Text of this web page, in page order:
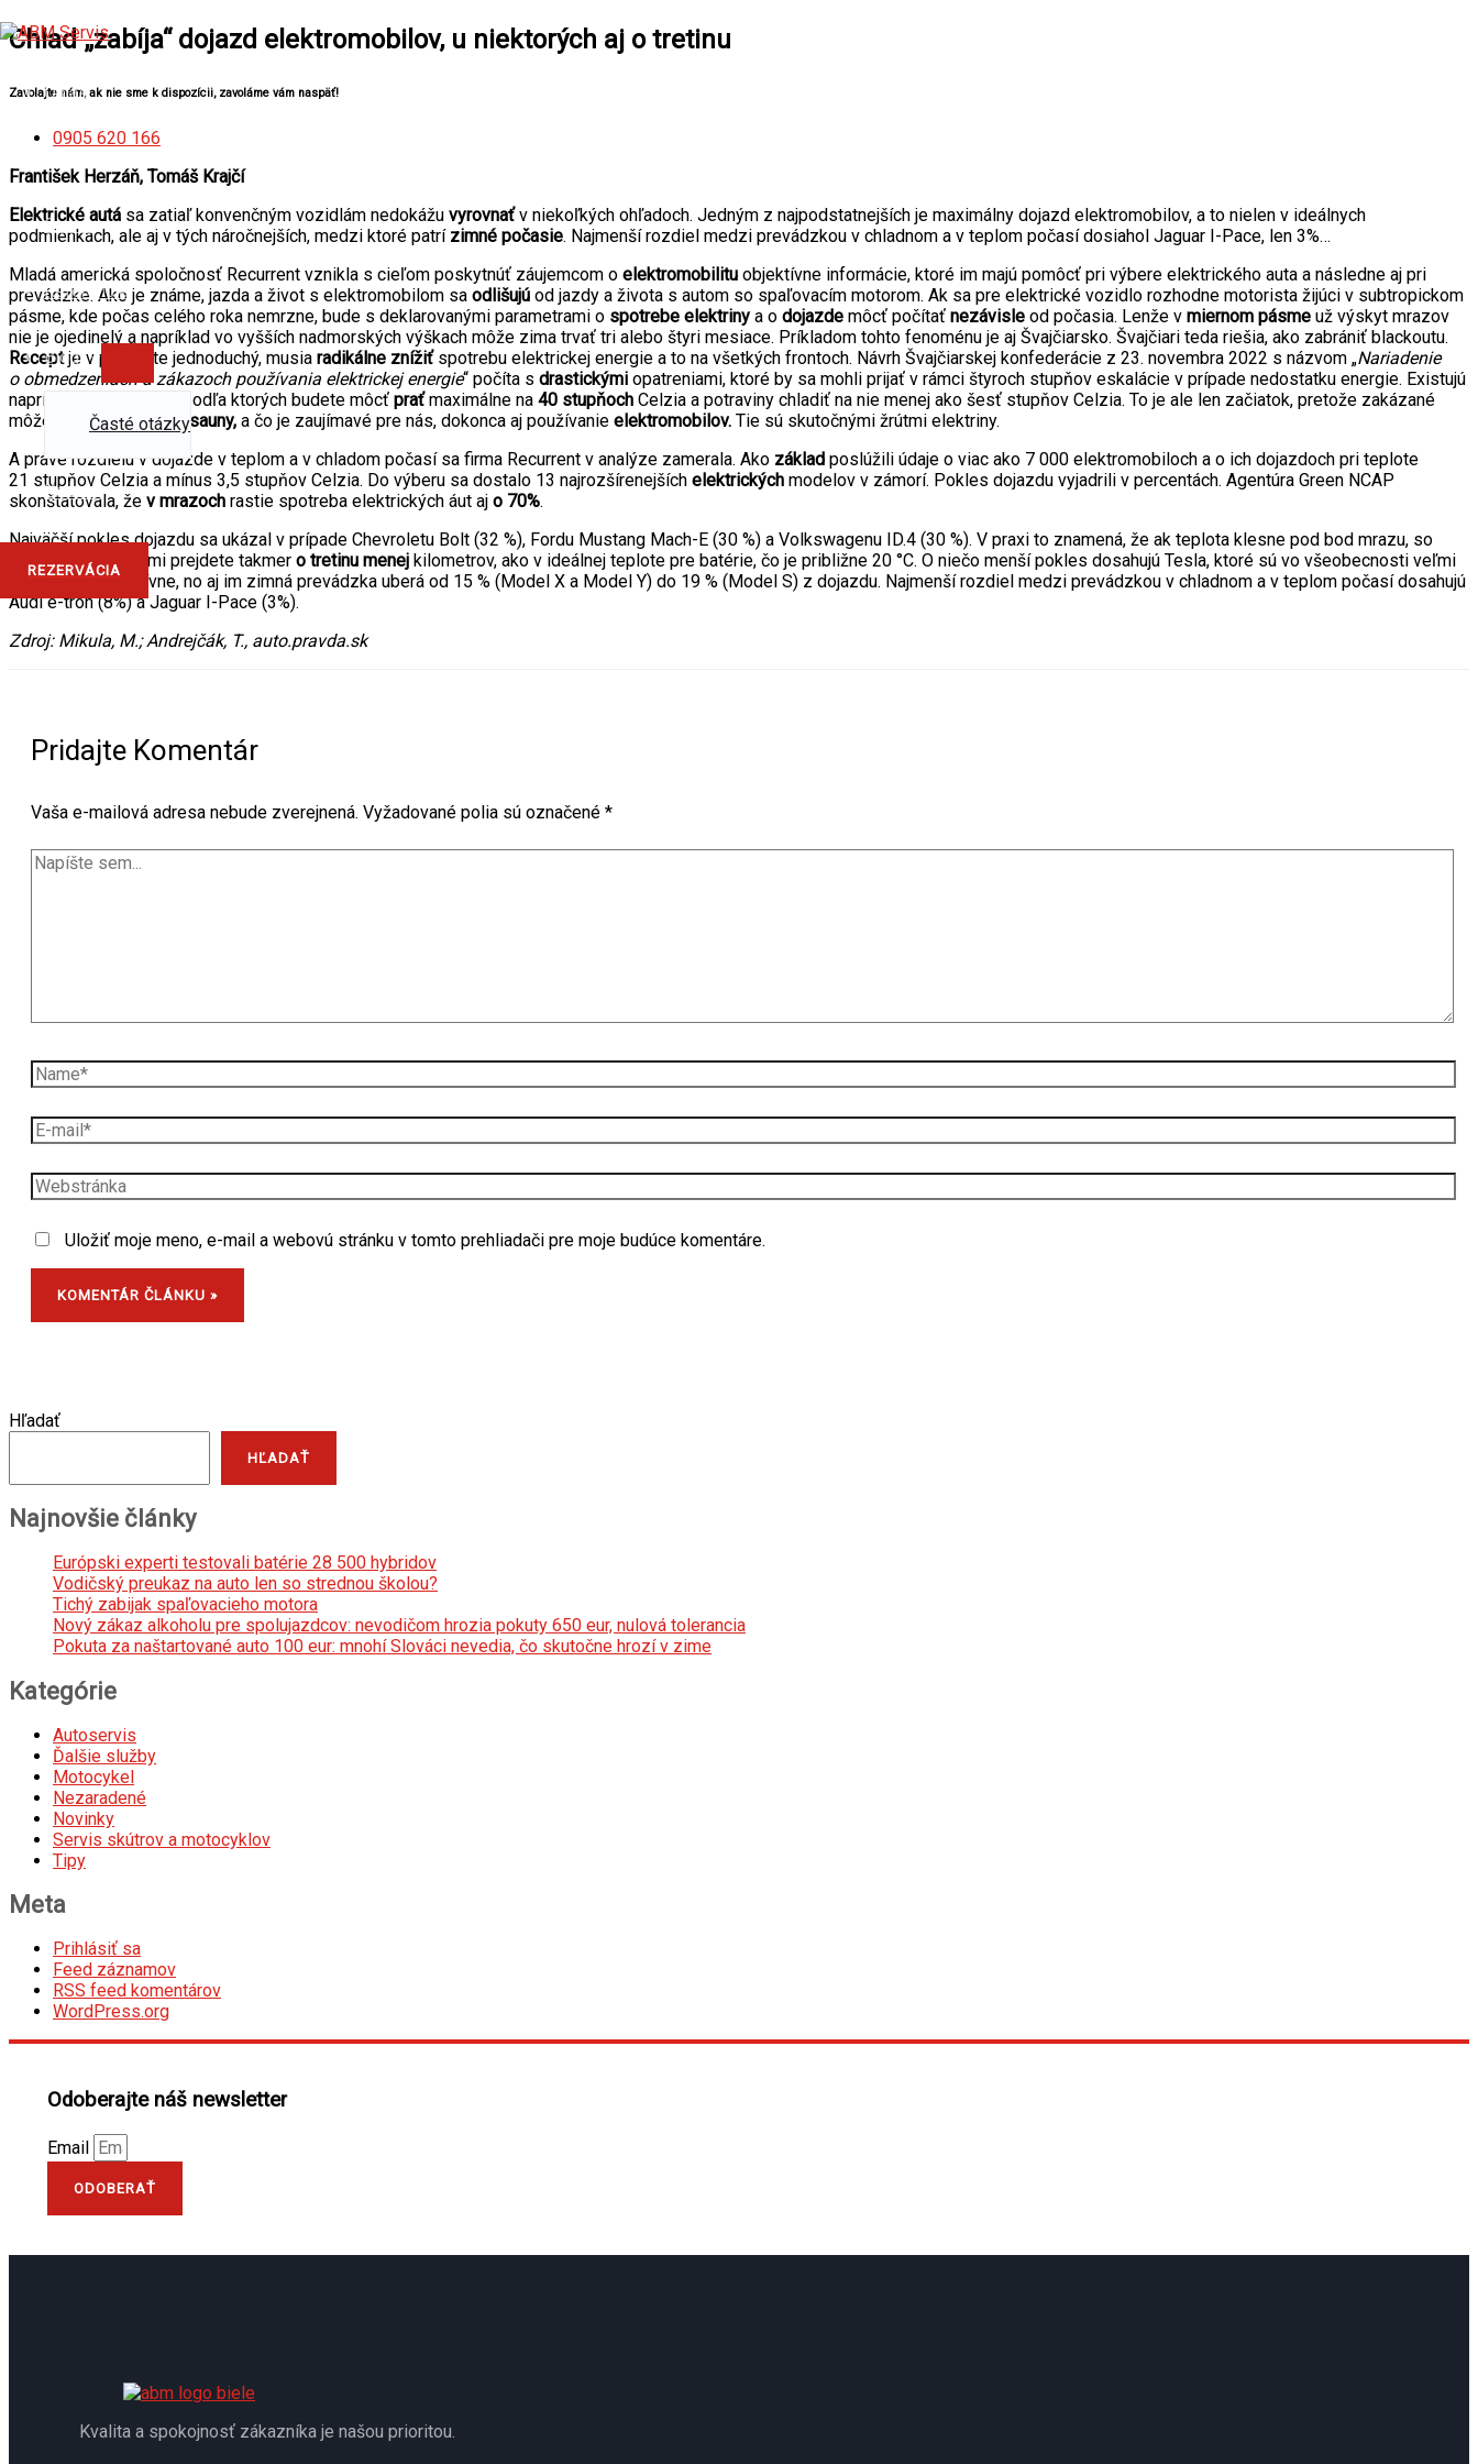
na
obsah
O nás
Cenník
Referencie
Blog
PREPÍNANIE
PONUKY
Časté otázky
Kontakt
REZERVÁCIA
Chlad „zabíja“ dojazd elektromobilov, u niektorých aj o tretinu
Zavolajte nám, ak nie sme k dispozícii, zavoláme vám naspäť!
0905 620 166
František Herzáň, Tomáš Krajčí
Elektrické autá sa zatiaľ konvenčným vozidlám nedokážu vyrovnaťv niekoľkých ohľadoch. Jedným z najpodstatnejších je maximálny dojazd elektromobilov, a to nielen v ideálnych
podmienkach, ale aj v tých náročnejších, medzi ktoré patrí zimné počasie. Najmenší rozdiel medzi prevádzkou v chladnom a v teplom počasí dosiahol Jaguar I-Pace, len 3%…
Mladá americká spoločnosť Recurrent vznikla s cieľom poskytnúť záujemcom o elektromobilitu objektívne informácie, ktoré im majú pomôcť pri výbere elektrického auta a následne aj pri
prevádzke. Ako je známe, jazda a život s elektromobilom sa odlišujú od jazdy a života s autom so spaľovacím motorom. Ak sa pre elektrické vozidlo rozhodne motorista žijúci v subtropickom
pásme, kde počas celého roka nemrzne, bude s deklarovanými parametrami o spotrebe elektriny a o dojazde môcť počítať nezávisle od počasia. Lenže v miernom pásme už výskyt mrazov
nie je ojedinelý a napríklad vo vyšších nadmorských výškach môže zima trvať tri alebo štyri mesiace. Príkladom tohto fenoménu je aj Švajčiarsko. Švajčiari teda riešia, ako zabrániť blackoutu.
Receptje v podstate jednoduchý, musia radikálne znížiťspotrebu elektrickej energie a to na všetkých frontoch. Návrh Švajčiarskej konfederácie z 23. novembra 2022 s názvom „Nariadenie
o obmedzeniach a zákazoch používania elektrickej energie“ počíta s drastickými opatreniami, ktoré by sa mohli prijať v rámci štyroch stupňov eskalácie v prípade nedostatku energie. Existujú
napríklad špecifikácie, podľa ktorých budete môcť praťmaximálne na 40 stupňoch Celzia a potraviny chladiť na nie menej ako šesť stupňov Celzia. To je ale len začiatok, pretože zakázané
môže byť aj používaniesauny, a čo je zaujímavé pre nás, dokonca aj používanie elektromobilov. Tie sú skutočnými žrútmi elektriny.
A práve rozdielu v dojazde v teplom a v chladom počasí sa firma Recurrent v analýze zamerala. Ako základ poslúžili údaje o viac ako 7 000 elektromobiloch a o ich dojazdoch pri teplote
21 stupňov Celzia a mínus 3,5 stupňov Celzia. Do výberu sa dostalo 13 najrozšírenejších elektrických modelov v zámorí. Pokles dojazdu vyjadrili v percentách. Agentúra Green NCAP
skonštatovala, že v mrazoch rastie spotreba elektrických áut aj o 70%.
Najväčší pokles dojazdu sa ukázal v prípade Chevroletu Bolt (32 %), Fordu Mustang Mach-E (30 %) a Volkswagenu ID.4 (30 %). V praxi to znamená, že ak teplota klesne pod bod mrazu, so
spomínanými autami prejdete takmer o tretinu menej kilometrov, ako v ideálnej teplote pre batérie, čo je približne 20 °C. O niečo menší pokles dosahujú Tesla, ktoré sú vo všeobecnosti veľmi
energeticky efektívne, no aj im zimná prevádzka uberá od 15 % (Model X a Model Y) do 19 % (Model S) z dojazdu. Najmenší rozdiel medzi prevádzkou v chladnom a v teplom počasí dosahujú
Audi e-tron (8%) a Jaguar I-Pace (3%).
Zdroj: Mikula, M.; Andrejčák, T., auto.pravda.sk
Pridajte Komentár
Vaša e-mailová adresa nebude zverejnená. Vyžadované polia sú označené *
sem...
mail*
Uložiť moje meno, e-mail a webovú stránku v tomto prehliadači pre moje budúce komentáre.
Hľadať
HĽADAŤ
Najnovšie články
Európski experti testovali batérie 28 500 hybridov
Vodičský preukaz na auto len so strednou školou?
Tichý zabijak spaľovacieho motora
Nový zákaz alkoholu pre spolujazdcov: nevodičom hrozia pokuty 650 eur, nulová tolerancia
Pokuta za naštartované auto 100 eur: mnohí Slováci nevedia, čo skutočne hrozí v zime
Kategórie
Autoservis
Ďalšie služby
Motocykel
Nezaradené
Novinky
Servis skútrov a motocyklov
Tipy
Meta
Prihlásiť sa
Feed záznamov
RSS feed komentárov
WordPress.org
Odoberajte náš newsletter
Email
ODOBERAŤ
Kvalita a spokojnosť zákazníka je našou prioritou.